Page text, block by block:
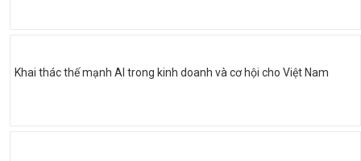
Khai thác thế mạnh AI trong kinh doanh và cơ hội cho Việt Nam